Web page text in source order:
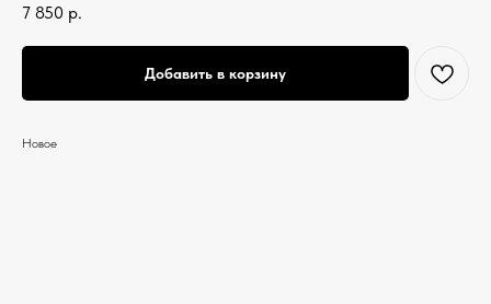
7 850 р.
Добавить в корзину
Новое